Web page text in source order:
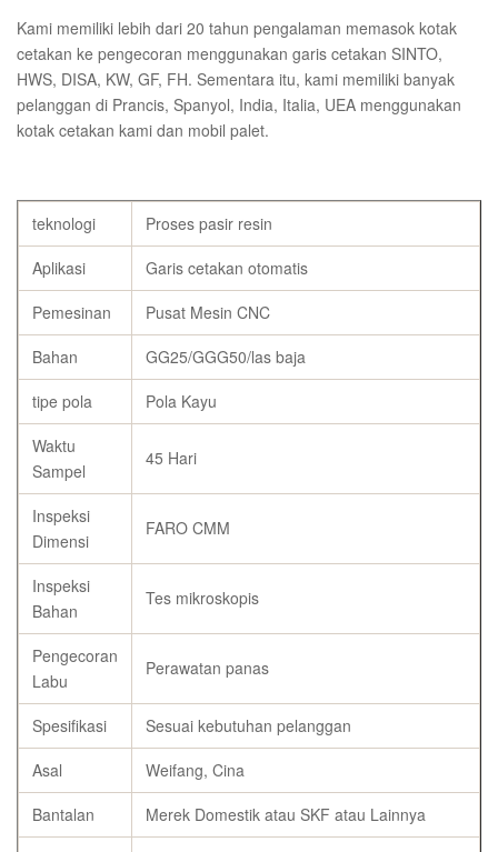
Kami memiliki lebih dari 20 tahun pengalaman memasok kotak
cetakan ke pengecoran menggunakan garis cetakan SINTO,
HWS, DISA, KW, GF, FH. Sementara itu, kami memiliki banyak
pelanggan di Prancis, Spanyol, India, Italia, UEA menggunakan
kotak cetakan kami dan mobil palet.
teknologi
Proses pasir resin
Aplikasi
Garis cetakan otomatis
Pemesinan
Pusat Mesin CNC
Bahan
GG25/GGG50/las baja
tipe pola
Pola Kayu
Waktu
Sampel
45 Hari
Inspeksi
Dimensi
FARO CMM
Inspeksi
Bahan
Tes mikroskopis
Pengecoran
Labu
Perawatan panas
Spesifikasi
Sesuai kebutuhan pelanggan
Asal
Weifang, Cina
Bantalan
Merek Domestik atau SKF atau Lainnya